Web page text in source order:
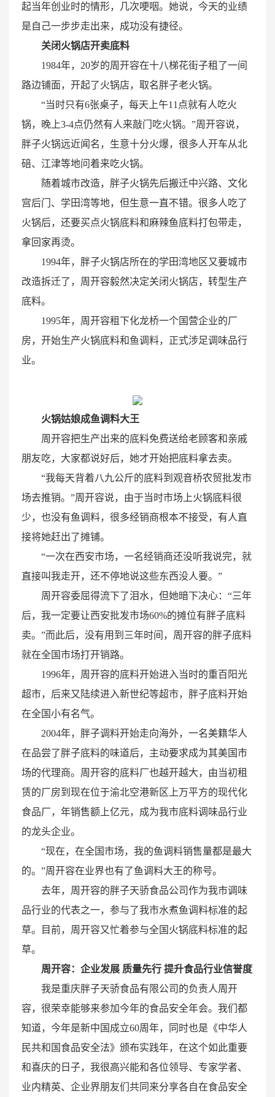
起当年创业时的情形，几次哽咽。她说，今天的业绩
是自己一步步走出来，成功没有捷径。
关闭火锅店开卖底料
1984年，20岁的周开容在十八梯花街子租了一间
路边铺面，开起了火锅店，取名胖子老火锅。
“当时只有6张桌子，每天上午11点就有人吃火
锅，晚上3-4点仍然有人来敲门吃火锅。”周开容说，
胖子火锅远近闻名，生意十分火爆，很多人开车从北
碚、江津等地问着来吃火锅。
随着城市改造，胖子火锅先后搬迁中兴路、文化
宫后门、学田湾等地，但生意一直不错。很多人吃了
火锅后，还要买点火锅底料和麻辣鱼底料打包带走，
拿回家再烫。
1994年，胖子火锅店所在的学田湾地区又要城市
改造拆迁了，周开容毅然决定关闭火锅店，转型生产
底料。
1995年，周开容租下化龙桥一个国营企业的厂
房，开始生产火锅底料和鱼调料，正式涉足调味品行
业。
火锅姑娘成鱼调料大王
周开容把生产出来的底料免费送给老顾客和亲戚
朋友吃，大家都说好后，她才开始把底料拿去卖。
“我每天背着八九公斤的底料到观音桥农贸批发市
场去推销。”周开容说，由于当时市场上火锅底料很
少，也没有鱼调料，很多经销商根本不接受，有人直
接将她赶出了摊铺。
“一次在西安市场，一名经销商还没听我说完，就
直接叫我走开，还不停地说这些东西没人要。”
周开容委屈得流下了泪水，但她暗下决心：“三年
后，我一定要让西安批发市场60%的摊位有胖子底料
卖。”而此后，没有用到三年时间，周开容的胖子底料
就在全国市场打开销路。
1996年，周开容的底料开始进入当时的重百阳光
超市，后来又陆续进入新世纪等超市，胖子底料开始
在全国小有名气。
2004年，胖子调料开始走向海外，一名美籍华人
在品尝了胖子底料的味道后，主动要求成为其美国市
场的代理商。周开容的底料厂也越开越大，由当初租
赁的厂房到现在位于渝北空港新区上万平方的现代化
食品厂，年销售额上亿元，成为我市底料调味品行业
的龙头企业。
“现在，在全国市场，我的鱼调料销售量都是最大
的。”周开容在业界也有了鱼调料大王的称号。
去年，周开容的胖子天骄食品公司作为我市调味
品行业的代表之一，参与了我市水煮鱼调料标准的起
草。目前，周开容又忙着参与全国火锅底料标准的起
草。
周开容：企业发展 质量先行 提升食品行业信誉度
我是重庆胖子天骄食品有限公司的负责人周开
容，很荣幸能够来参加今年的食品安全年会。我们都
知道，今年是新中国成立60周年，同时也是《中华人
民共和国食品安全法》颁布实践年，在这个如此重要
和喜庆的日子，我很高兴能和各位领导、专家学者、
业内精英、企业界朋友们共同来分享各自在食品安全